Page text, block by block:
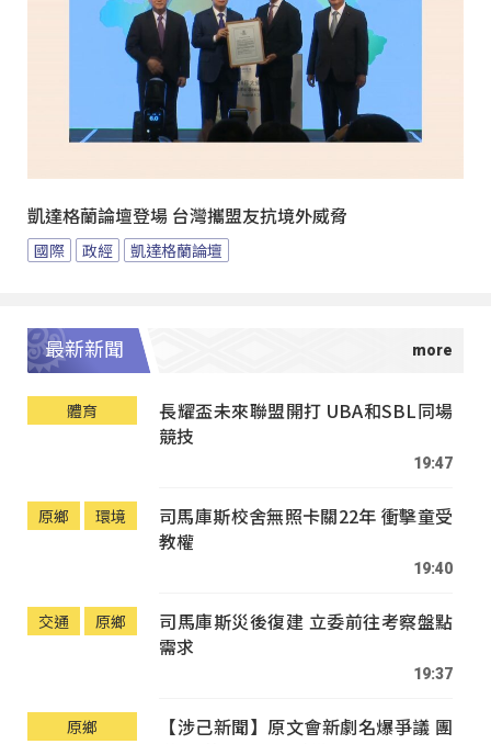
凱達格蘭論壇登場 台灣攜盟友抗境外威脅
國際 政經 凱達格蘭論壇
最新新聞
體育
長耀盃未來聯盟開打 UBA和SBL同場
競技
19:47
原鄉 環境
司馬庫斯校舍無照卡關22年 衝擊童受
教權
19:40
交通 原鄉
司馬庫斯災後復建 立委前往考察盤點
需求
19:37
原鄉
【涉己新聞】原文會新劇名爆爭議 團